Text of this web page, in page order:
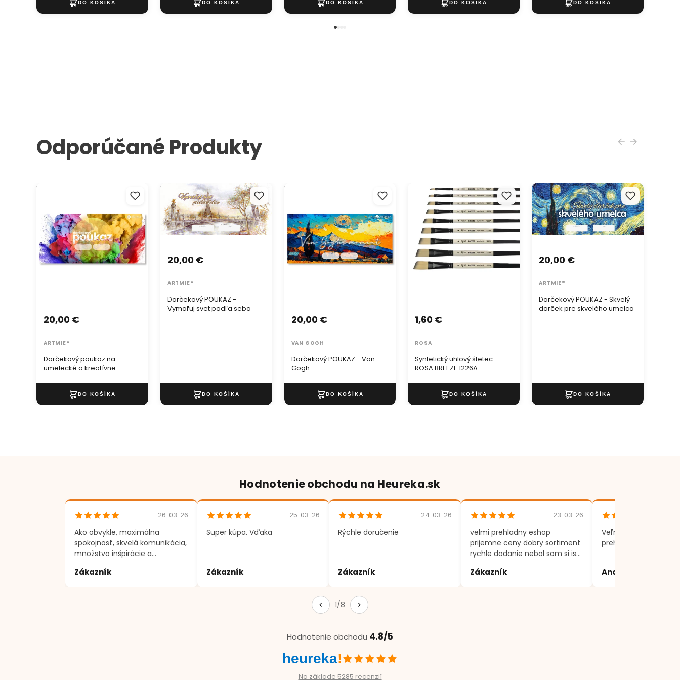
Odporúčané Produkty
Darčekový poukaz na
umelecké a kreatívne potreby
Darčekový poukaz na
umelecké a kreatívne
20,00 €
ARTMIE®
Darčekový POUKAZ - Vymaľuj
svet podľa seba
Darčekový POUKAZ -
Vymaľuj svet podľa seba
20,00 €
ARTMIE®
Darčekový POUKAZ - Van Gogh
Darčekový POUKAZ - Van
Gogh
20,00 €
VAN GOGH
Syntetický uhlový štetec ROSA
BREEZE 1226A
Syntetický uhlový štetec
ROSA BREEZE 1226A
1,60 €
ROSA
Darčekový POUKAZ - Skvelý
darček pre skvelého umelca
Darčekový POUKAZ - Skvelý
darček pre skvelého umelca
20,00 €
ARTMIE®
Hodnotenie obchodu na Heureka.sk
26. 03. 26
Ako obvykle, maximálna
spokojnosť, skvelá komunikácia,
množstvo inšpirácie a
;)
Zákazník
25. 03. 26
Super kúpa. Vďaka
Zákazník
24. 03. 26
Rýchle doručenie
Zákazník
23. 03. 26
velmi prehladny eshop
prijemne ceny dobry sortiment
rychle dodanie nebol som si isty
mi vysvetlili a poradili
Zákazník
Veľmi rýchle
prehľadný eshop.
Andrea
1/8
Hodnotenie obchodu 4.8/5
heureka!
Na základe 5285 recenzií